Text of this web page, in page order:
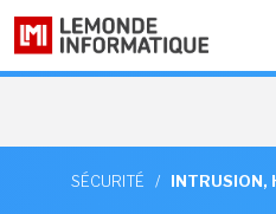
SÉCURITÉ / INTRUSION,